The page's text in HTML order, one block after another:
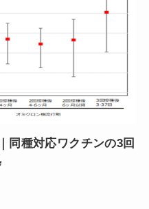
同種対応ワクチンの3回